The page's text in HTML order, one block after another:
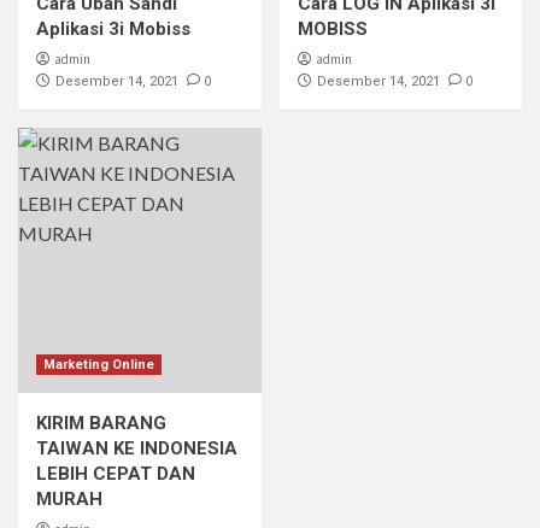
Aplikasi 3i Mobiss
admin
Desember 14, 2021 0
MOBISS
admin
Desember 14, 2021 0
Marketing Online
KIRIM BARANG
TAIWAN KE INDONESIA
LEBIH CEPAT DAN
MURAH